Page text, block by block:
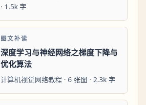
· 1.5k 字
图文补读
深度学习与神经网络之梯度下降与
优化算法
计算机视觉网络教程 · 6 张图 · 2.3k 字